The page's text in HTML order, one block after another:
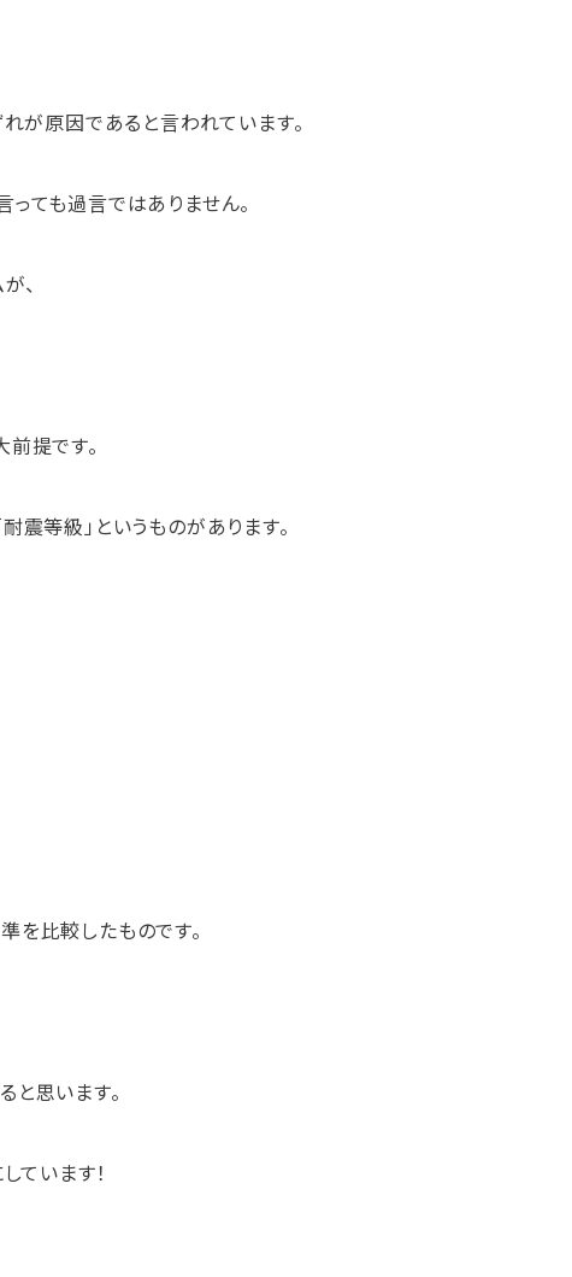
が原因であると言われています。
ても過言ではありません。
、
提です。
震等級」というものがあります。
を比較したものです。
思います。
ています！